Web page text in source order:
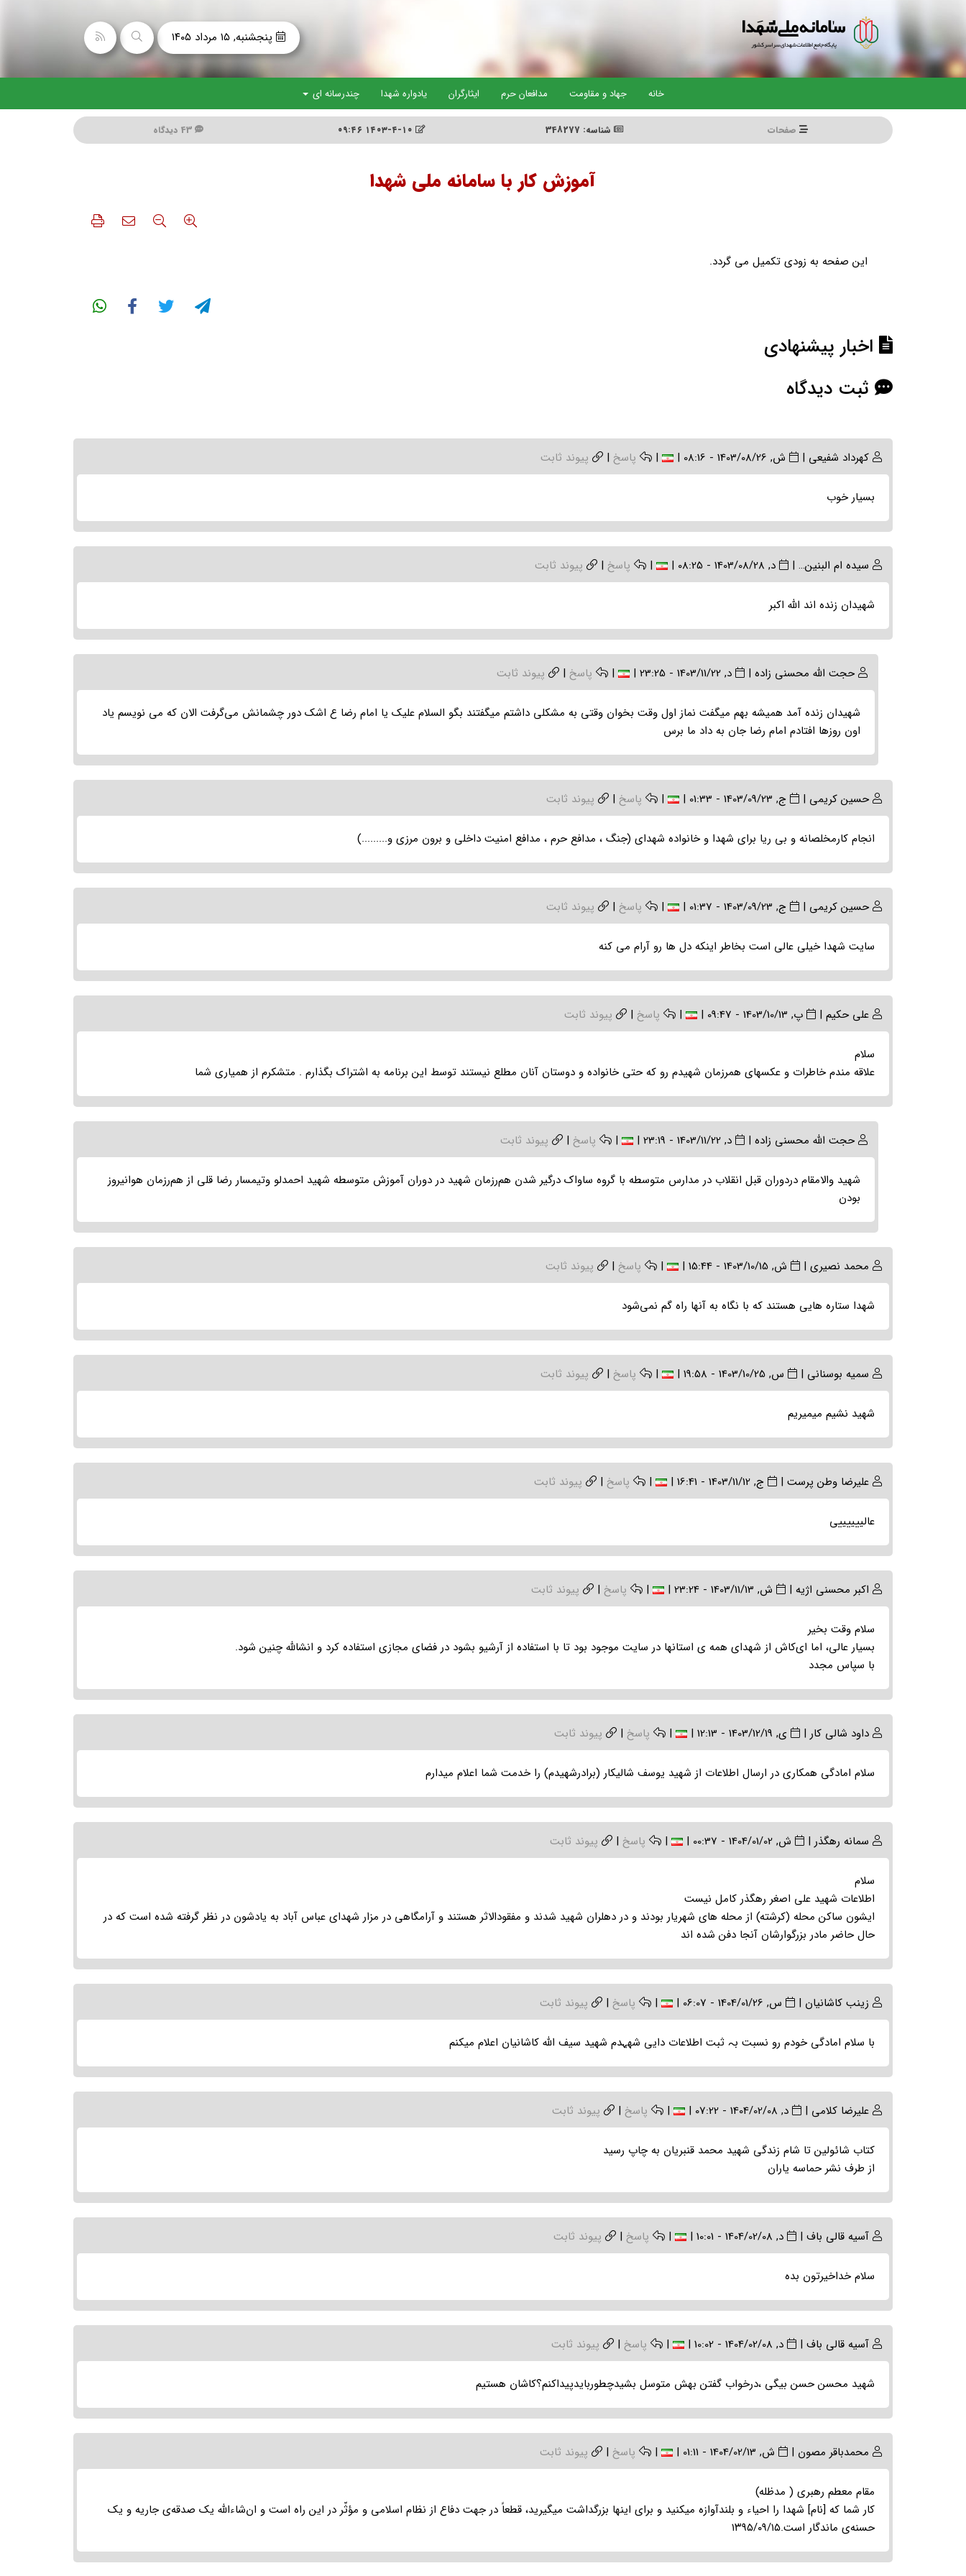
محتوای
اصلی
پنجشنبه, ۱۵ مرداد ۱۴۰۵
خانه جهاد و مقاومت مدافعان حرم ایثارگران یادواره شهدا چندرسانه ای
صفحات شناسه: 348277 ۱۴۰۳-۴-۱۰ ۰۹:۴۶ 43 دیدگاه
آموزش کار با سامانه ملی شهدا
این صفحه به زودی تکمیل می گردد.
اخبار پیشنهادی
ثبت دیدگاه
کهرداد شفیعی | ش, 1403/08/26 - 08:16 |
| پاسخ | پیوند ثابت
بسیار خوب
سیده ام البنین… | د, 1403/08/28 - 08:25 |
| پاسخ | پیوند ثابت
شهیدان زنده اند الله اکبر
In
reply
(بدون
by
سیده
ام
البنین…
حجت الله محسنی زاده | د, 1403/11/22 - 23:25 |
| پاسخ | پیوند ثابت
شهیدان زنده آمد همیشه بهم میگفت نماز اول وقت بخوان وقتی به مشکلی داشتم میگفتند بگو السلام علیک یا امام رضا ع اشک دور چشمانش می‌گرفت الان که می نویسم یاد
اون روزها افتادم امام رضا جان به داد ما برس
حسین کریمی | ج, 1403/09/23 - 01:33 |
| پاسخ | پیوند ثابت
انجام کارمخلصانه و بی ریا برای شهدا و خانواده شهدای (جنگ ، مدافع حرم ، مدافع امنیت داخلی و برون مرزی و.........)
حسین کریمی | ج, 1403/09/23 - 01:37 |
| پاسخ | پیوند ثابت
سایت شهدا خیلی عالی است بخاطر اینکه دل ها رو آرام می کنه
علی حکیم | پ, 1403/10/13 - 09:47 |
| پاسخ | پیوند ثابت
سلام
علاقه مندم خاطرات و عکسهای همرزمان شهیدم رو که حتی خانواده و دوستان آنان مطلع نیستند توسط این برنامه به اشتراک بگذارم . متشکرم از همیاری شما
In
reply
(بدون
by
علی
حکیم
حجت الله محسنی زاده | د, 1403/11/22 - 23:19 |
| پاسخ | پیوند ثابت
شهید والامقام دردوران قبل انقلاب در مدارس متوسطه با گروه ساواک درگیر شدن هم‌رزمان شهید در دوران آموزش متوسطه شهید احمدلو وتیمسار رضا قلی از هم‌رزمان هوانیروز
بودن
محمد نصیری | ش, 1403/10/15 - 15:44 |
| پاسخ | پیوند ثابت
شهدا ستاره هایی هستند که با نگاه به آنها راه گم نمی‌شود
سمیه بوسنانی | س, 1403/10/25 - 19:58 |
| پاسخ | پیوند ثابت
شهید نشیم میمیریم
علیرضا وطن پرست | ج, 1403/11/12 - 16:41 |
| پاسخ | پیوند ثابت
عالییییییی
اکبر محسنی اژیه | ش, 1403/11/13 - 23:24 |
| پاسخ | پیوند ثابت
سلام وقت بخیر
بسیار عالی، اما ای‌کاش از شهدای همه ی استانها در سایت موجود بود تا با استفاده از آرشیو بشود در فضای مجازی استفاده کرد و انشالله چنین شود.
با سپاس مجدد
داود شالی کار | ی, 1403/12/19 - 12:13 |
| پاسخ | پیوند ثابت
سلام امادگی همکاری در ارسال اطلاعات از شهید یوسف شالیکار (برادرشهیدم) را خدمت شما اعلام میدارم
سمانه رهگذر | ش, 1404/01/02 - 00:37 |
| پاسخ | پیوند ثابت
سلام
اطلاعات شهید علی اصغر رهگذر کامل نیست
ایشون ساکن محله (کرشته) از محله های شهریار بودند و در دهلران شهید شدند و مفقودالاثر هستند و آرامگاهی در مزار شهدای عباس آباد به یادشون در نظر گرفته شده است که در
حال حاضر مادر بزرگوارشان آنجا دفن شده اند
زینب کاشانیان | س, 1404/01/26 - 06:07 |
| پاسخ | پیوند ثابت
با سلام امادگی خودم رو نسبت بہ ثبت اطلاعات دایی شھہدم شھید سیف اللہ کاشانیان اعلام میکنم
علیرضا کلامی | د, 1404/02/08 - 07:22 |
| پاسخ | پیوند ثابت
کتاب شائولین تا شام زندگی شهید محمد قنبریان به چاپ رسید
از طرف نشر حماسه یاران
آسیه قالی باف | د, 1404/02/08 - 10:01 |
| پاسخ | پیوند ثابت
سلام خداخیرتون بده
آسیه قالی باف | د, 1404/02/08 - 10:02 |
| پاسخ | پیوند ثابت
شهید محسن حسن بیگی ،درخواب گفتن بهش متوسل بشیدچطوربایدپیداکنم؟کاشان هستیم
محمدباقر مصون | ش, 1404/02/13 - 01:11 |
| پاسخ | پیوند ثابت
مقام معطم رهبری ( مدظله)
کار شما که [نام] شهدا را احیاء و بلندآوازه میکنید و برای اینها بزرگداشت میگیرید، قطعاً در جهت دفاع از نظام اسلامی و مؤثّر در این راه است و ان‌شاءالله یک صدقه‌ی جاریه و یک
حسنه‌ی ماندگار است.۱۳۹۵/۰۹/۱۵